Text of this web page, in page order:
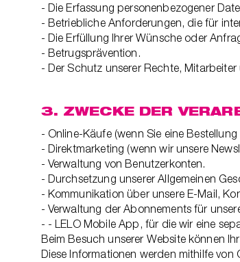
- Die Erfassung personenbezogener
- Betriebliche Anforderungen, die für
- Die Erfüllung Ihrer Wünsche oder
- Betrugsprävention.
- Der Schutz unserer Rechte, Mitarbeiter
3. ZWECKE DER
- Online-Käufe (wenn Sie eine
- Direktmarketing (wenn wir unsere
- Verwaltung von Benutzerkonten.
- Durchsetzung unserer Allgemeinen
- Kommunikation über unsere E-Mail,
- Verwaltung der Abonnements für
- - LELO Mobile App, für die wir eine
Beim Besuch unserer Website können
Diese Informationen werden mithilfe